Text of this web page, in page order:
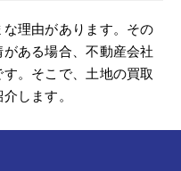
理由があります。その
ある場合、不動産会社
。そこで、土地の買取
します。